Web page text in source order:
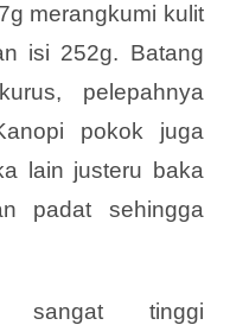
merangkumi kulit
isi 252g. Batang
pelepahnya
pokok juga
lain justeru baka
padat sehingga
sangat tinggi